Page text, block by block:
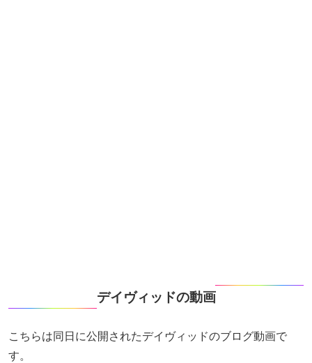
デイヴィッドの動画
こちらは同日に公開されたデイヴィッドのブログ動画で
す。